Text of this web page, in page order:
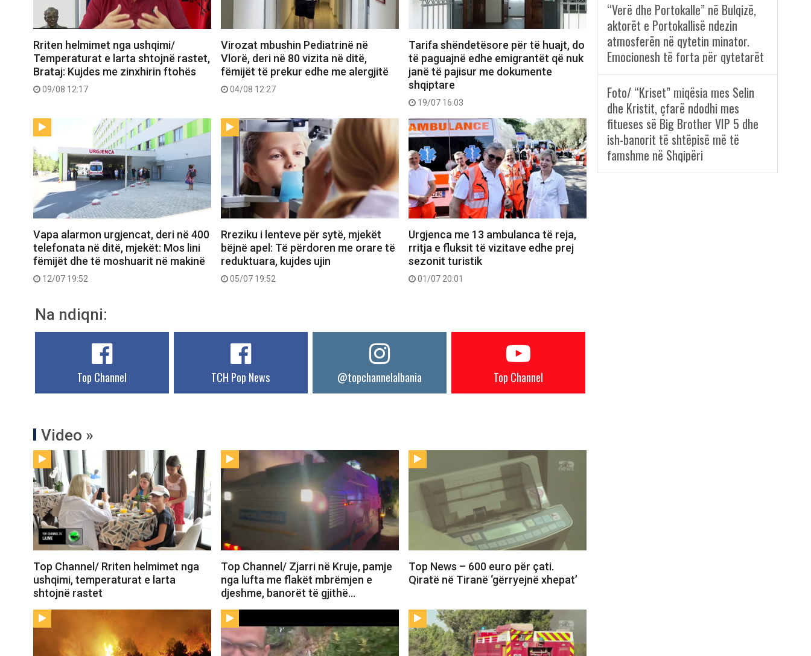
Rriten helmimet nga ushqimi/
Temperaturat e larta shtojnë rastet,
Brataj: Kujdes me zinxhirin ftohës
09/08 12:17
Virozat mbushin Pediatrinë në
Vlorë, deri në 80 vizita në ditë,
fëmijët të prekur edhe me alergjitë
04/08 12:27
Tarifa shëndetësore për të huajt, do
të paguajnë edhe emigrantët që nuk
janë të pajisur me dokumente
shqiptare
19/07 16:03
Vapa alarmon urgjencat, deri në 400
telefonata në ditë, mjekët: Mos lini
fëmijët dhe të moshuarit në makinë
12/07 19:52
Rreziku i lenteve për sytë, mjekët
bëjnë apel: Të përdoren me orare të
reduktuara, kujdes ujin
05/07 19:52
Urgjenca me 13 ambulanca të reja,
rritja e fluksit të vizitave edhe prej
sezonit turistik
01/07 20:01
Na ndiqni:
Top Channel TCH Pop News @topchannelalbania Top Channel
Video »
Top Channel/ Rriten helmimet nga
ushqimi, temperaturat e larta
shtojnë rastet
Top Channel/ Zjarri në Kruje, pamje
nga lufta me flakët mbrëmjen e
djeshme, banorët të gjithë…
Top News – 600 euro për çati.
Qiratë në Tiranë ‘gërryejnë xhepat’
“Verë dhe Portokalle” në Bulqizë,
aktorët e Portokallisë ndezin
atmosferën në qytetin minator.
Emocionesh të forta për qytetarët
Foto/ “Kriset” miqësia mes Selin
dhe Kristit, çfarë ndodhi mes
fitueses së Big Brother VIP 5 dhe
ish-banorit të shtëpisë më të
famshme në Shqipëri